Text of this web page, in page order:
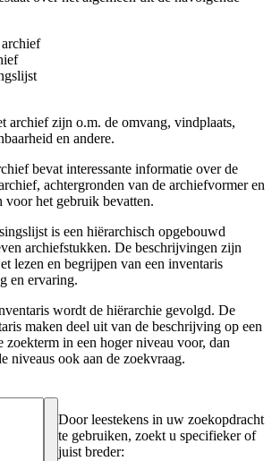
archief zijn o.m. de omvang, vindplaats,
en andere.
bevat interessante informatie over de
achtergronden van de archiefvormer en
het gebruik bevatten.
is een hiërarchisch opgebouwd
archiefstukken. De beschrijvingen zijn
lezen en begrijpen van een inventaris
en ervaring.
wordt de hiërarchie gevolgd. De
maken deel uit van de beschrijving op een
zoekterm in een hoger niveau voor, dan
niveaus ook aan de zoekvraag.
Door leestekens in uw zoekopdracht
te gebruiken, zoekt u specifieker of
juist breder: